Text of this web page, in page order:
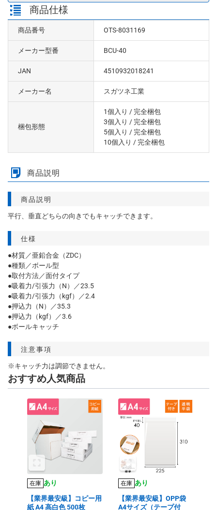
商品仕様
商品番号 OTS-8031169
メーカー型番 BCU-40
JAN 4510932018241
メーカー名 スガツネ工業
梱包形態
1個入り / 完全梱包
3個入り / 完全梱包
5個入り / 完全梱包
10個入り / 完全梱包
商品説明
商品説明
平行、垂直どちらの向きでもキャッチできます。
仕様
●材質／亜鉛合金（ZDC）
●種類／ボール型
●取付方法／面付タイプ
●吸着力/引張力（N）／23.5
●吸着力/引張力（kgf）／2.4
●押込力（N）／35.3
●押込力（kgf）／3.6
●ボールキャッチ
注意事項
※キャッチ力は調節できません。
おすすめ人気商品
在庫 あり
【業界最安級】コピー用
紙 A4 高白色 500枚
在庫 あり
【業界最安級】OPP袋
A4サイズ（テープ付